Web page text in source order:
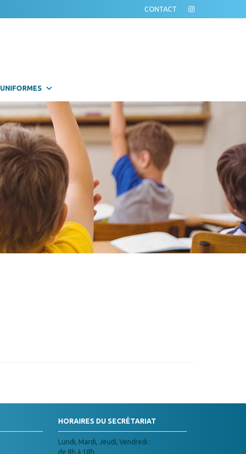
CONTACT
UNIFORMES
HORAIRES DU SECRÉTARIAT
Lundi, Mardi, Jeudi, Vendredi :
de 8h à 18h